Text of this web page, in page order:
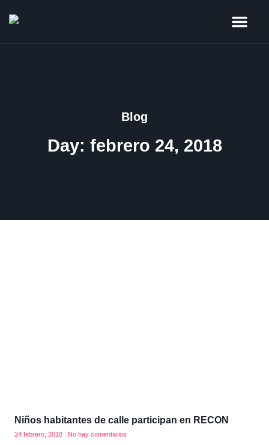
Blog
Day: febrero 24, 2018
Niños habitantes de calle participan en RECON
24 febrero, 2018 No hay comentarios